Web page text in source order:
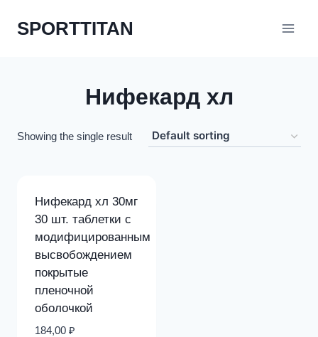
SPORTTITAN
Нифекард хл
Showing the single result
Нифекард хл 30мг
30 шт. таблетки с
модифицированным
высвобождением
покрытые
пленочной
оболочкой
184,00 ₽